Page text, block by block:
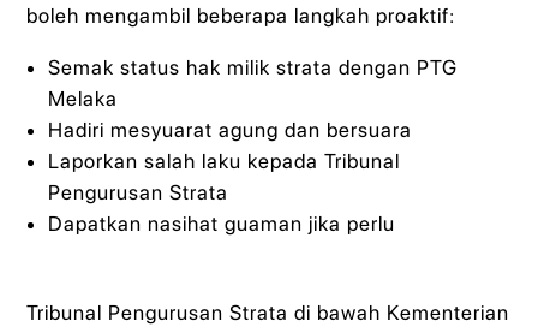
boleh mengambil beberapa langkah proaktif:
Semak status hak milik strata dengan PTG
Melaka
Hadiri mesyuarat agung dan bersuara
Laporkan salah laku kepada Tribunal
Pengurusan Strata
Dapatkan nasihat guaman jika perlu
Tribunal Pengurusan Strata di bawah Kementerian